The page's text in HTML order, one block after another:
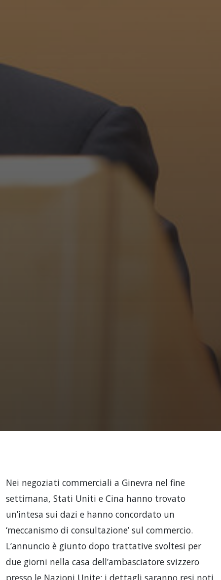
Nei negoziati commerciali a Ginevra nel fine
settimana, Stati Uniti e Cina hanno trovato
un’intesa sui dazi e hanno concordato un
‘meccanismo di consultazione’ sul commercio.
L’annuncio è giunto dopo trattative svoltesi per
due giorni nella casa dell’ambasciatore svizzero
presso le Nazioni Unite: i dettagli saranno resi noti